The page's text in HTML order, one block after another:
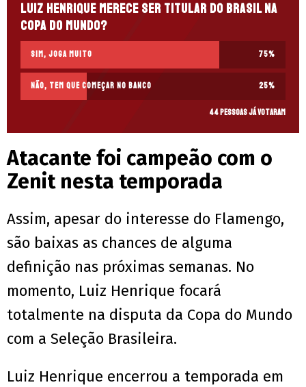
Luiz Henrique merece ser titular do Brasil na
Copa do Mundo?
Sim, joga muito 75%
Não, tem que começar no banco 25%
44 pessoas já votaram
Atacante foi campeão com o
Zenit nesta temporada
Assim, apesar do interesse do Flamengo,
são baixas as chances de alguma
definição nas próximas semanas. No
momento, Luiz Henrique focará
totalmente na disputa da Copa do Mundo
com a Seleção Brasileira.
Luiz Henrique encerrou a temporada em